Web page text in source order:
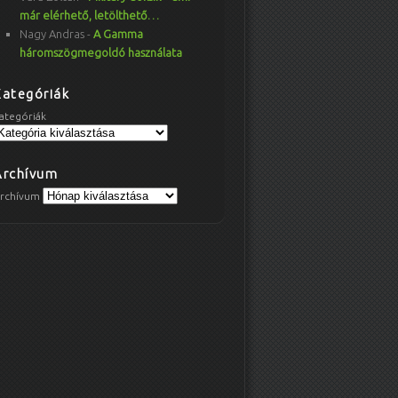
már elérhető, letölthető…
Nagy Andras - A Gamma
háromszögmegoldó használata